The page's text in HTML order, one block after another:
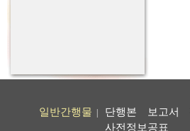
일반간행물 단행본 보고서
사전정보공표